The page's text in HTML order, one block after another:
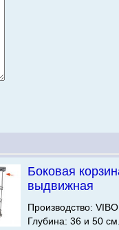
Боковая
выдвижная
Производство:
Глубина: 36 и 50 см.